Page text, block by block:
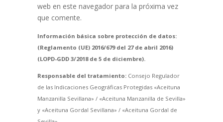
web en este navegador para la próxima vez
que comente.
Información básica sobre protección de datos:
(Reglamento (UE) 2016/679 del 27 de abril 2016)
(LOPD-GDD 3/2018 de 5 de diciembre).
Responsable del tratamiento:Consejo Regulador
de las Indicaciones Geográficas Protegidas «Aceituna
Manzanilla Sevillana» / «Aceituna Manzanilla de Sevilla»
y «Aceituna Gordal Sevillana» / «Aceituna Gordal de